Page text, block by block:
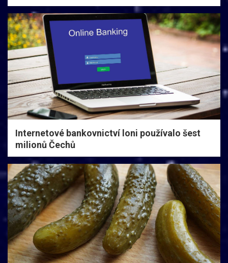
Internetové bankovnictví loni používalo šest
milionů Čechů